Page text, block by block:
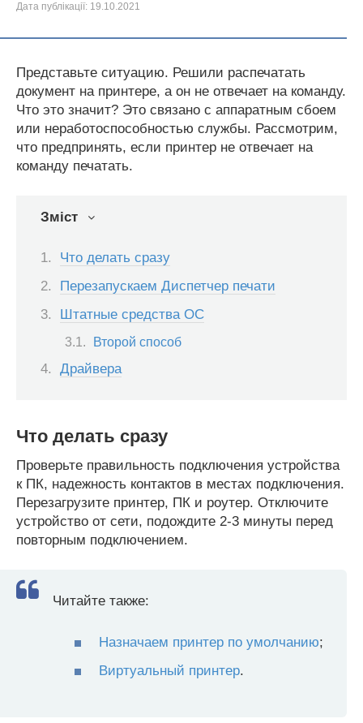
Дата публікації: 19.10.2021
Представьте ситуацию. Решили распечатать
документ на принтере, а он не отвечает на команду.
Что это значит? Это связано с аппаратным сбоем
или неработоспособностью службы. Рассмотрим,
что предпринять, если принтер не отвечает на
команду печатать.
Зміст
Что делать сразу
Перезапускаем Диспетчер печати
Штатные средства ОС
Второй способ
Драйвера
Что делать сразу
Проверьте правильность подключения устройства
к ПК, надежность контактов в местах подключения.
Перезагрузите принтер, ПК и роутер. Отключите
устройство от сети, подождите 2-3 минуты перед
повторным подключением.
Читайте также:
Назначаем принтер по умолчанию;
Виртуальный принтер.